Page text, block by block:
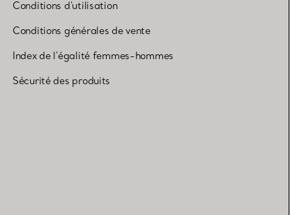
Conditions d'utilisation
Conditions générales de vente
Index de l'égalité femmes-hommes
Sécurité des produits